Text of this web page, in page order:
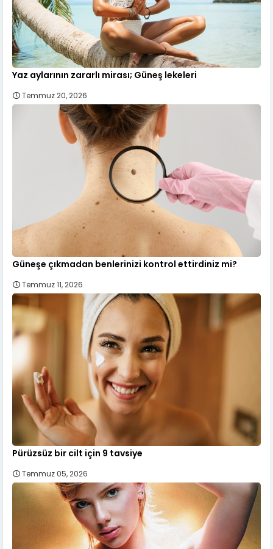
Yaz aylarının zararlı mirası; Güneş lekeleri
Temmuz 20, 2026
Güneşe çıkmadan benlerinizi kontrol ettirdiniz mi?
Temmuz 11, 2026
Pürüzsüz bir cilt için 9 tavsiye
Temmuz 05, 2026